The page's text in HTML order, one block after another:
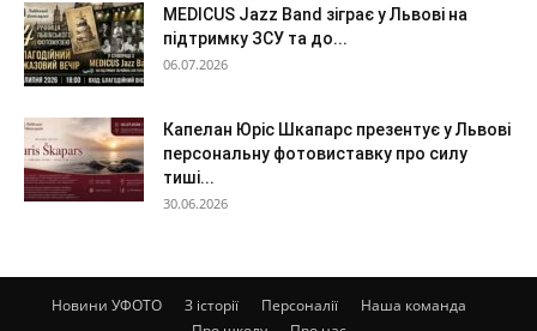
MEDICUS Jazz Band зіграє у Львові на
підтримку ЗСУ та до...
06.07.2026
Капелан Юріс Шкапарс презентує у Львові
персональну фотовиставку про силу
тиші...
30.06.2026
Новини УФОТО З історії Персоналії
Наша команда